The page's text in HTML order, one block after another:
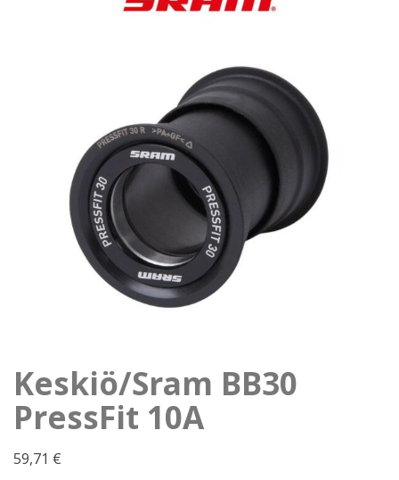
Keskiö/Sram BB30
PressFit 10A
59,71 €